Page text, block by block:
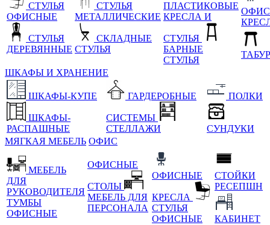
СТУЛЬЯ
ОФИСНЫЕ
СТУЛЬЯ
ДЕРЕВЯННЫЕ
СТУЛЬЯ
МЕТАЛЛИЧЕСКИЕ
СКЛАДНЫЕ
СТУЛЬЯ
ПЛАСТИКОВЫЕ
КРЕСЛА И
СТУЛЬЯ
БАРНЫЕ
СТУЛЬЯ
ШКАФЫ И ХРАНЕНИЕ
ШКАФЫ-КУПЕ
ШКАФЫ-
РАСПАШНЫЕ
ГАРДЕРОБНЫЕ
СИСТЕМЫ
СТЕЛЛАЖИ
ПОЛКИ
СУНДУКИ
МЯГКАЯ МЕБЕЛЬ ОФИС
МЕБЕЛЬ
ДЛЯ
РУКОВОДИТЕЛЯ
ТУМБЫ
ОФИСНЫЕ
ОФИСНЫЕ
СТОЛЫ
МЕБЕЛЬ ДЛЯ
ПЕРСОНАЛА
ОФИСНЫЕ
КРЕСЛА
СТУЛЬЯ
ОФИСНЫЕ
СТОЙКИ
РЕСЕПШН
КАБИНЕТ